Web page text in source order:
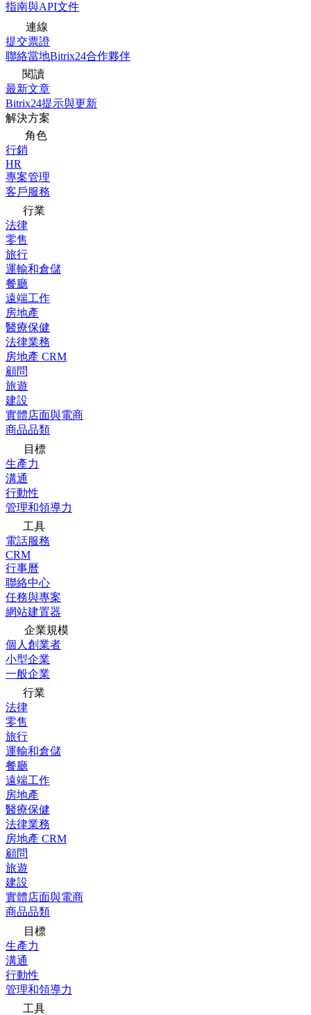
指南與API文件
連線
提交票證
聯絡當地Bitrix24合作夥伴
閱讀
最新文章
Bitrix24提示與更新
解決方案
角色
行銷
HR
專案管理
客戶服務
行業
法律
零售
旅行
運輸和倉儲
餐廳
遠端工作
房地產
醫療保健
法律業務
房地產 CRM
顧問
旅遊
建設
實體店面與電商
商品品類
目標
生產力
溝通
行動性
管理和領導力
工具
電話服務
CRM
行事曆
聯絡中心
任務與專案
網站建置器
企業規模
個人創業者
小型企業
一般企業
行業
法律
零售
旅行
運輸和倉儲
餐廳
遠端工作
房地產
醫療保健
法律業務
房地產 CRM
顧問
旅遊
建設
實體店面與電商
商品品類
目標
生產力
溝通
行動性
管理和領導力
工具